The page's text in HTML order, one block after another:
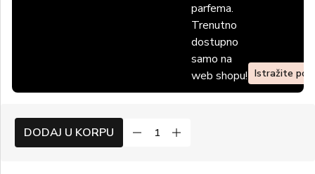
parfema.
Trenutno
dostupno
samo na
web shopu! Istražite
DODAJ U KORPU